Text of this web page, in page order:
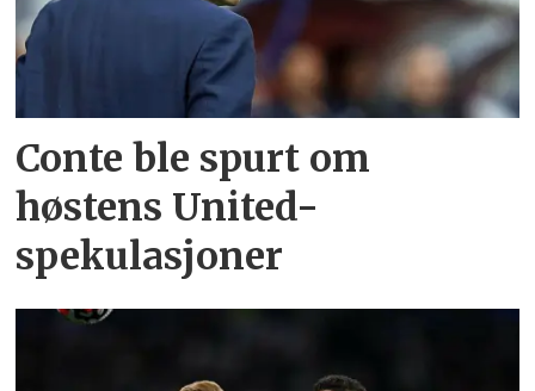
Conte ble spurt om
høstens United-
spekulasjoner